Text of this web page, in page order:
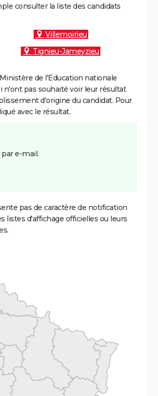
consulter la liste des candidats
Villemoirieu
Tignieu-Jameyzieu
de l'Education nationale
n'ont pas souhaité voir leur résultat
d'origine du candidat. Pour
avec le résultat.
e-mail.
pas de caractère de notification
listes d'affichage officielles ou leurs